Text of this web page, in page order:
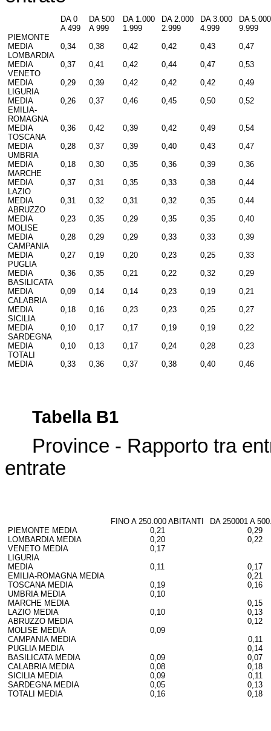
DA 0
A 499
DA 500
A 999
DA 1.000
1.999
DA 2.000
2.999
DA 3.000
4.999
DA 5.000
9.999
PIEMONTE
MEDIA
0,34 0,38 0,42 0,42 0,43
0,47
LOMBARDIA
MEDIA
0,37 0,41 0,42 0,44 0,47
0,53
VENETO
MEDIA
0,29 0,39 0,42 0,42 0,42
0,49
LIGURIA
MEDIA
0,26 0,37 0,46 0,45 0,50
0,52
EMILIA-
ROMAGNA
MEDIA
0,36 0,42 0,39 0,42 0,49
0,54
TOSCANA
MEDIA
0,28 0,37 0,39 0,40 0,43
0,47
UMBRIA
MEDIA
0,18 0,30 0,35 0,36 0,39
0,36
MARCHE
MEDIA
0,37 0,31 0,35 0,33 0,38
0,44
LAZIO
MEDIA
0,31 0,32 0,31 0,32 0,35
0,44
ABRUZZO
MEDIA
0,23 0,35 0,29 0,35 0,35
0,40
MOLISE
MEDIA
0,28 0,29 0,29 0,33 0,33
0,39
CAMPANIA
MEDIA
0,27 0,19 0,20 0,23 0,25
0,33
PUGLIA
MEDIA
0,36 0,35 0,21 0,22 0,32
0,29
BASILICATA
MEDIA
0,09 0,14 0,14 0,23 0,19
0,21
CALABRIA
MEDIA
0,18 0,16 0,23 0,23 0,25
0,27
SICILIA
MEDIA
0,10 0,17 0,17 0,19 0,19
0,22
SARDEGNA
MEDIA
0,10 0,13 0,17 0,24 0,28
0,23
TOTALI
MEDIA
0,33 0,36 0,37 0,38 0,40 0,46
Tabella B1
Province - Rapporto tra
entrate
FINO A 250.000 ABITANTI
DA 250001 A
PIEMONTE MEDIA
0,21
0,29
LOMBARDIA MEDIA
0,20
0,22
VENETO MEDIA
0,17
LIGURIA
MEDIA
0,11
0,17
EMILIA-ROMAGNA MEDIA
0,21
TOSCANA MEDIA
0,19
0,16
UMBRIA MEDIA
0,10
MARCHE MEDIA
0,15
LAZIO MEDIA
0,10
0,13
ABRUZZO MEDIA
0,12
MOLISE MEDIA
0,09
CAMPANIA MEDIA
0,11
PUGLIA MEDIA
0,14
BASILICATA MEDIA
0,09
0,07
CALABRIA MEDIA
0,08
0,18
SICILIA MEDIA
0,09
0,11
SARDEGNA MEDIA
0,05
0,13
TOTALI MEDIA
0,16 0,18